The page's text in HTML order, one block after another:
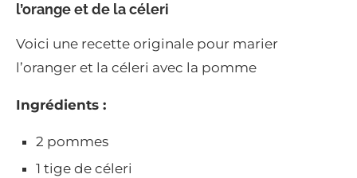
l’orange et de la céleri
Voici une recette originale pour marier
l’oranger et la céleri avec la pomme
Ingrédients :
2 pommes
1 tige de céleri